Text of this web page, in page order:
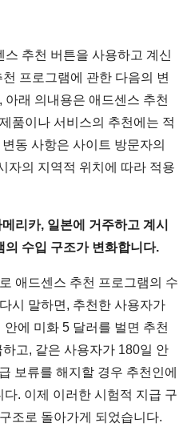
추천 버튼을 사용하고 계신
프로그램에 관한 다음의 변
래 의내용은 애드센스 추천
품이나 서비스의 추천에는 적
동 사항은 사이트 방문자의
자의 지역적 위치에 따라 적용
리카, 일본에 거주하고 계시
수입 구조가 변화합니다.
애드센스 추천 프로그램의 수
시 말하면, 추천한 사용자가
에 미화 5 달러를 벌면 추천
고, 같은 사용자가 180일 안
보류를 해지할 경우 추천인에
. 이제 이러한 시험적 지급 구
조로 돌아가게 되었습니다.